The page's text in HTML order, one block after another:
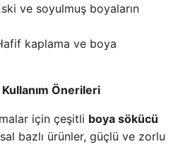
ve soyulmuş boyaların
kaplama ve boya
Önerileri
için çeşitli boya sökücü
bazlı ürünler, güçlü ve zorlu